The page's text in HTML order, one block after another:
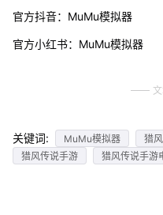
官方抖音：MuMu模拟器
官方小红书：MuMu模拟器
关键词: MuMu模拟器 猎
猎风传说手游
猎风传说手游